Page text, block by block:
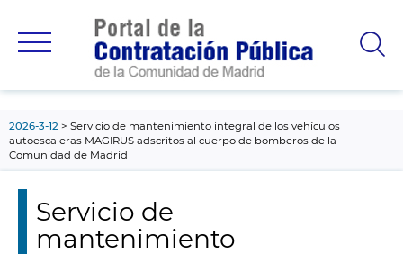
principal
2026-3-12
Servicio de mantenimiento integral de los vehículos
autoescaleras MAGIRUS adscritos al cuerpo de bomberos de la
Comunidad de Madrid
Servicio de
mantenimiento